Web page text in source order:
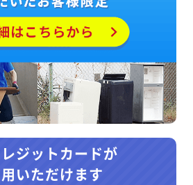
ジットカードが
いただけます